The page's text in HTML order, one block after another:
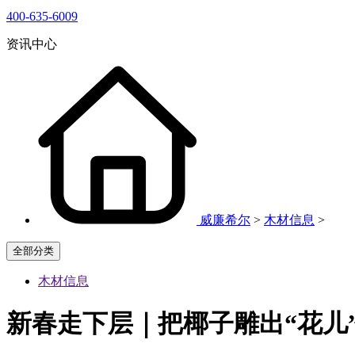
400-635-6009
资讯中心
威廉希尔 > 木材信息 >
全部分类
木材信息
新春走下层｜把椰子雕出“花儿